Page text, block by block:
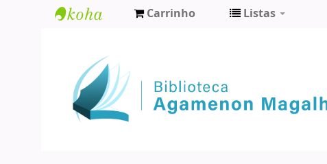
Agamenon
Magalhães
Carrinho Listas